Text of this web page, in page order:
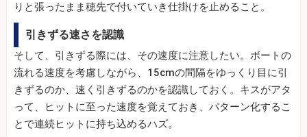
りと張ったまま穂先で付いていき仕掛けを止めること。
引きずる速さを認識
そして、引きずる際には、その速度に注意したい。ボートの
流れる速度を考慮しながら、15cmの間隔をゆっくり目に引
きずるのか、速く引きずるのかを認識しておく。キスがアタ
って、ヒットに至った速度を覚えておき、パターン化するこ
とで連続ヒットに持ち込めるハズ。